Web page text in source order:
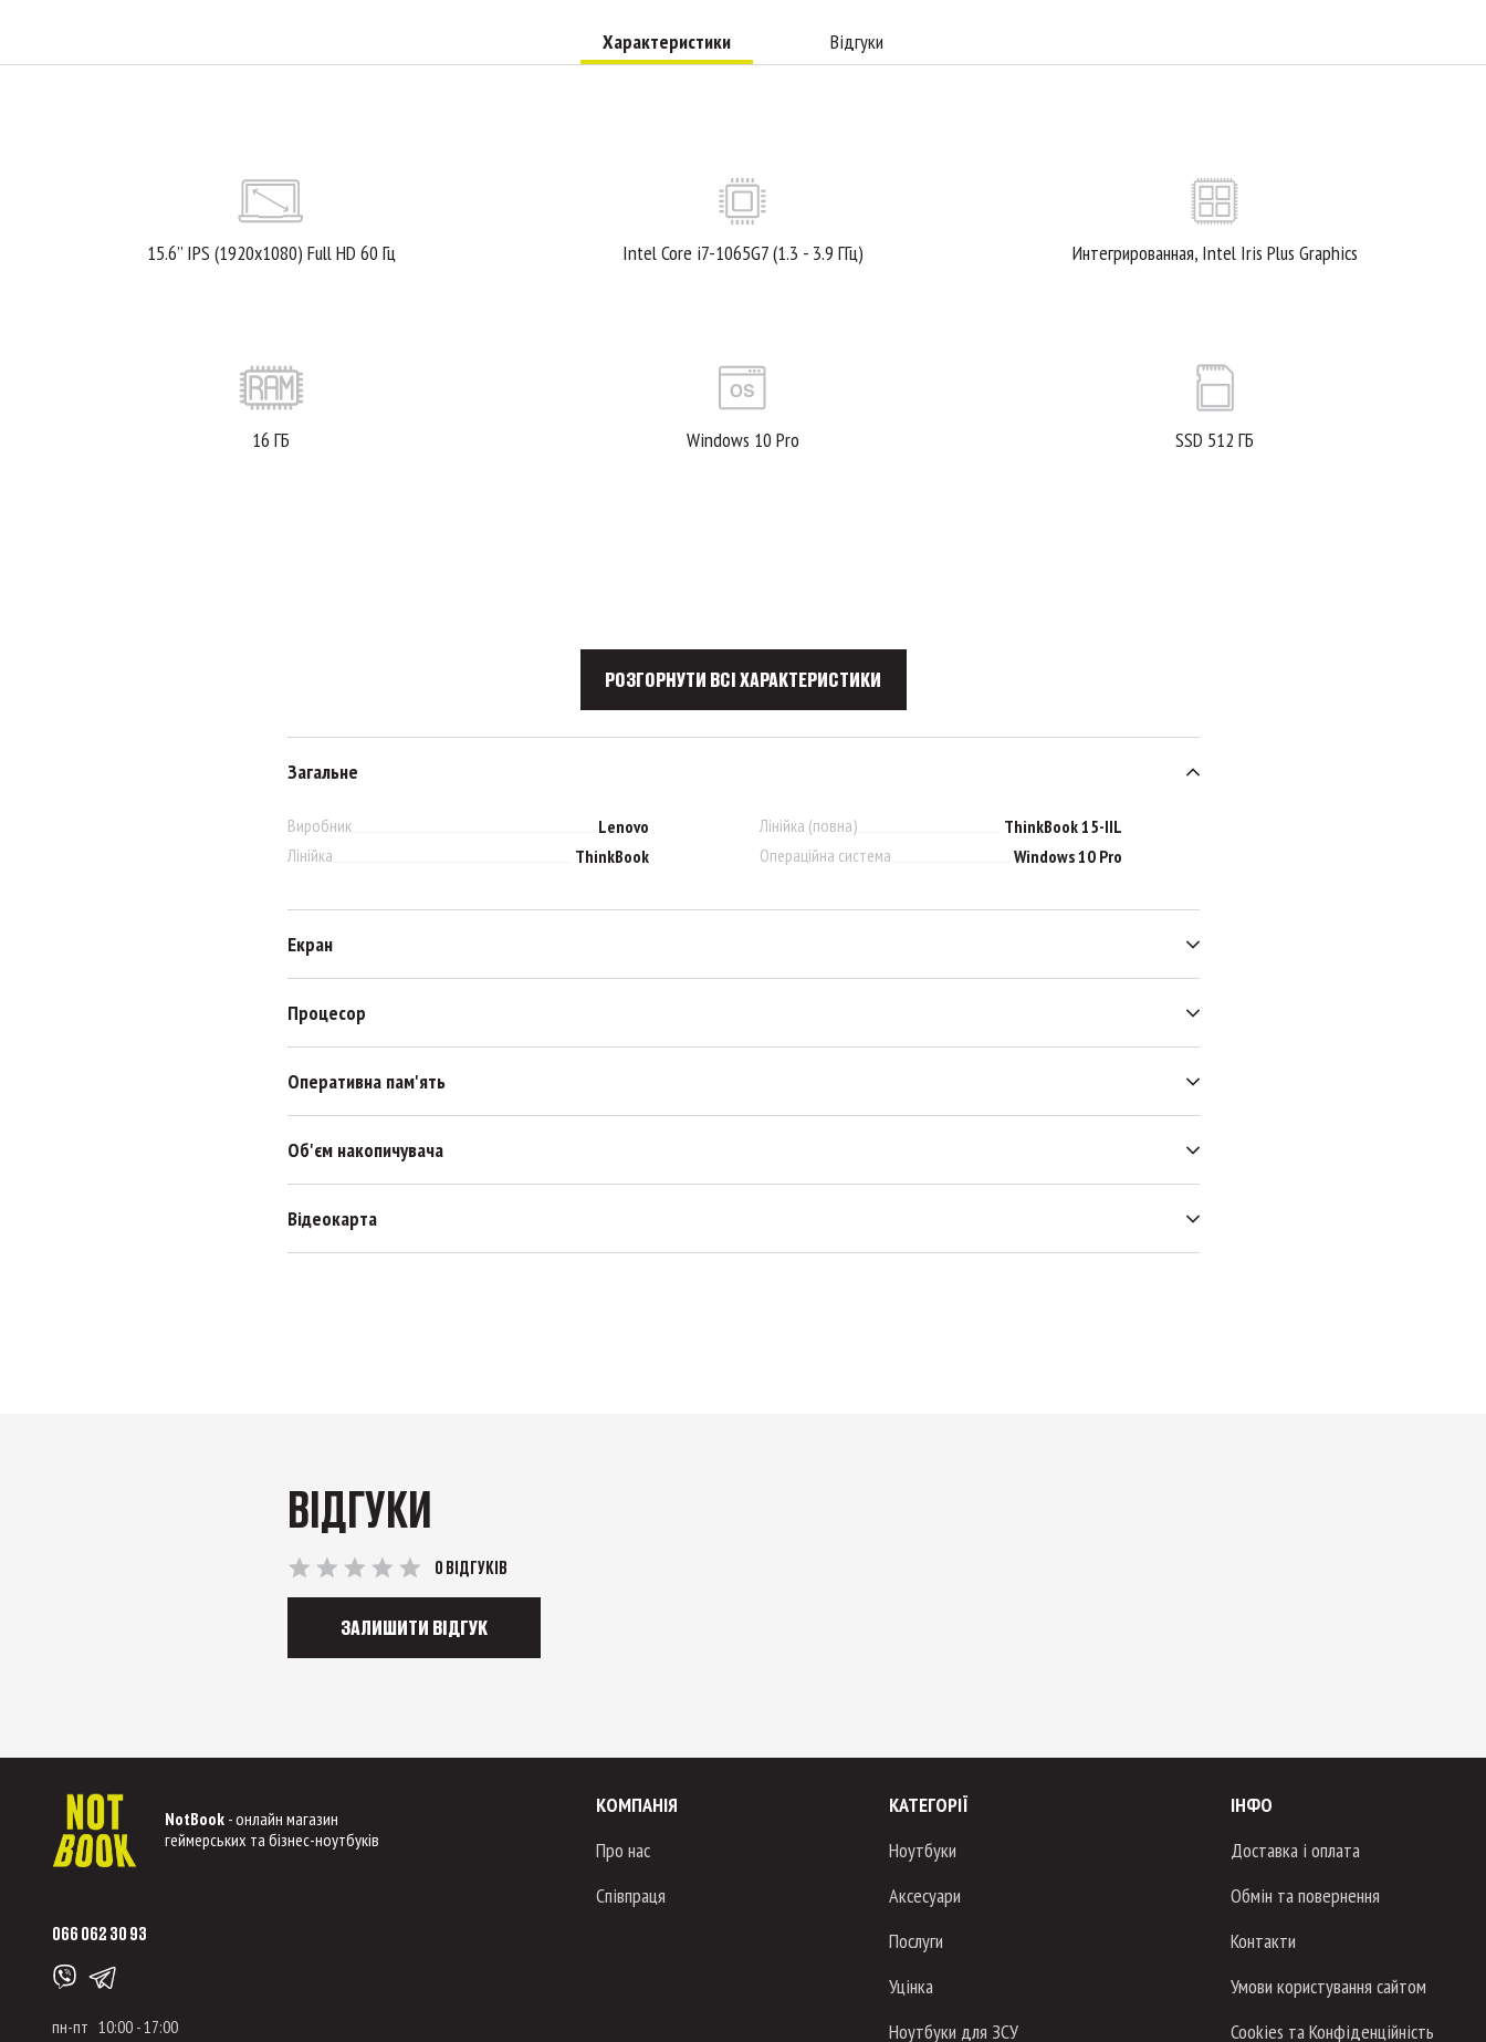
Характеристики Відгуки
15.6’’ IPS (1920x1080) Full HD 60 Гц Intel Core i7-1065G7 (1.3 - 3.9 ГГц) Интегрированная, Intel Iris Plus Graphics
16 ГБ Windows 10 Pro SSD 512 ГБ
РОЗГОРНУТИ ВСІ ХАРАКТЕРИСТИКИ
Загальне
Виробник Lenovo Лінійка (повна)
ThinkBook 15-IIL
Лінійка
ThinkBook Операційна система Windows 10 Pro
Екран
Процесор
Оперативна пам'ять
Об'єм накопичувача
Відеокарта
ВІДГУКИ
0 ВІДГУКІВ
ЗАЛИШИТИ ВІДГУК
NotBook - онлайн магазин
геймерських та бізнес-ноутбуків
066 062 30 93
пн-пт 10:00 - 17:00
КОМПАНІЯ
Про нас
Співпраця
КАТЕГОРІЇ
Ноутбуки
Аксесуари
Послуги
Уцінка
Ноутбуки для ЗСУ
ІНФО
Доставка і оплата
Обмін та повернення
Контакти
Умови користування сайтом
Cookies та Конфіденційність